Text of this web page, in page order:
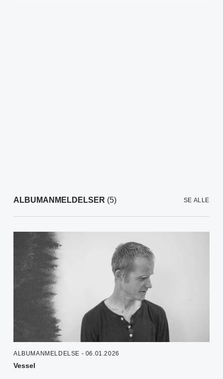
ALBUMANMELDELSER (5) SE ALLE
ALBUMANMELDELSE - 06.01.2026
Vessel